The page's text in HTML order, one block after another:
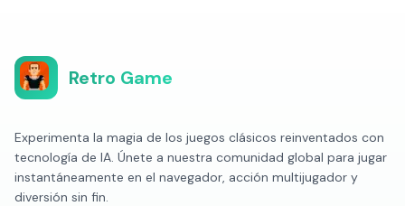
Retro Game
Experimenta la magia de los juegos clásicos reinventados con
tecnología de IA. Únete a nuestra comunidad global para jugar
instantáneamente en el navegador, acción multijugador y
diversión sin fin.